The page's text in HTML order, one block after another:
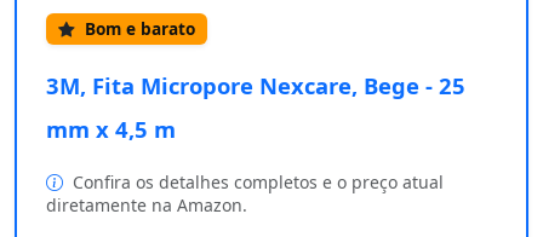
Bom e barato
3M, Fita Micropore Nexcare, Bege - 25
mm x 4,5 m
Confira os detalhes completos e o preço atual
diretamente na Amazon.